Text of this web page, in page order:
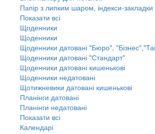
Папір з липким шаром, індекси-закладки
Показати всі
Щоденники
Щоденники
Щоденники датовані "Бюро",
Щоденники датовані "Стандарт"
Щоденники датовані кишенькові
Щоденники недатовані
Щотижневики датовані кишенькові
Планінги датовані
Планінги недатовані
Показати всі
Календарі